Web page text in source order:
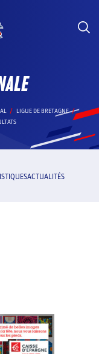
LIGUE DE BRETAGNE
ACTUALITÉS